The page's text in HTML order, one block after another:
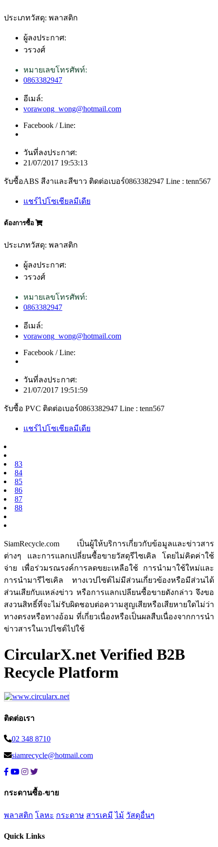
ประเภทวัสดุ: พลาสติก
ผู้ลงประกาศ:
วรวงศ์
หมายเลขโทรศัพท์:
0863382947
อีเมล์:
vorawong_wong@hotmail.com
Facebook / Line:
วันที่ลงประกาศ:
21/07/2017 19:53:13
รับซื้อABS สีงาและสีขาว ติดต่อเบอร์0863382947 Line : tenn567
แชร์ไปโซเชียลมีเดีย
ต้องการซื้อ
ประเภทวัสดุ: พลาสติก
ผู้ลงประกาศ:
วรวงศ์
หมายเลขโทรศัพท์:
0863382947
อีเมล์:
vorawong_wong@hotmail.com
Facebook / Line:
วันที่ลงประกาศ:
21/07/2017 19:51:59
รับซื้อ PVC ติดต่อเบอร์0863382947 Line : tenn567
แชร์ไปโซเชียลมีเดีย
83
84
85
86
87
88
SiamRecycle.com เป็นผู้ให้บริการเกี่ยวกับข้อมูลและข่าวสาร
ต่างๆ และการแลกเปลี่ยนซื้อขายวัสดุรีไซเคิล โดยไม่คิดค่าใช้
จ่าย เพื่อร่วมรณรงค์การลดขยะเหลือใช้ การนำมาใช้ใหม่และ
การนำมารีไซเคิล ทางเวปไซต์ไม่มีส่วนเกี่ยวข้องหรือมีส่วนได้
ส่วนเสียกับแหล่งข่าว หรือการแลกเปลียนซื้อขายดังกล่าว จึงขอ
สงวนสิทธิ์ที่จะไม่รับผิดชอบต่อความสูญเสียหรือเสียหายใดไม่ว่า
ทางตรงหรือทางอ้อม ที่เกี่ยวเนื่องหรือเป็นผลสืบเนื่องจากการนำ
ข่าวสารในเวปไซต์ไปใช้
CircularX.net Verified B2B
Recycle Platform
ติดต่อเรา
02 348 8710
siamrecycle@hotmail.com
กระดานซื้อ-ขาย
พลาสติก โลหะ กระดาษ สารเคมี ไม้ วัสดุอื่นๆ
Quick Links